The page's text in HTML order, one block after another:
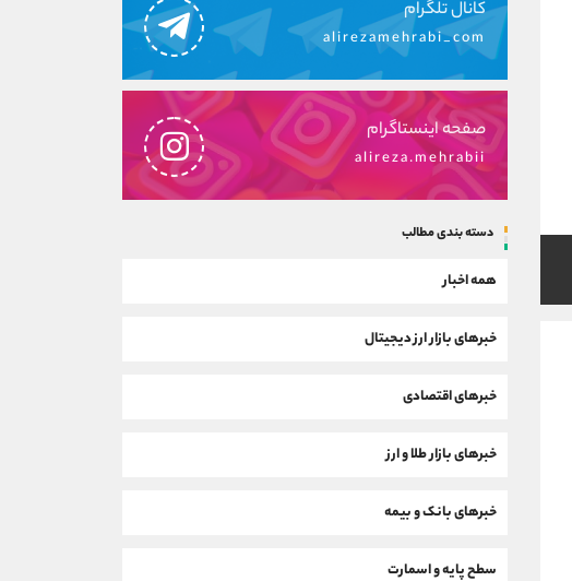
کانال تلگرام
alirezamehrabi_com
صفحه اینستاگرام
alireza.mehrabii
دسته بندی مطالب
همه اخبار
خبرهای بازار ارز دیجیتال
خبرهای اقتصادی
خبرهای بازار طلا و ارز
خبرهای بانک و بیمه
سطح پایه و اسمارت